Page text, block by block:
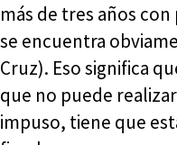
más de tres años
se encuentra
Cruz). Eso significa
que no puede
impuso, tiene que